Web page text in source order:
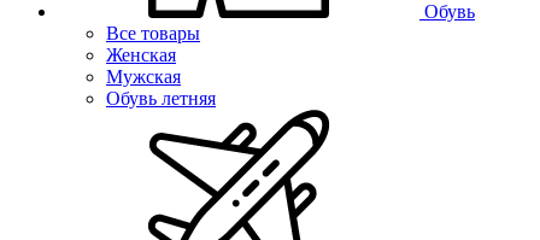
Обувь
Все товары
Женская
Мужская
Обувь летняя